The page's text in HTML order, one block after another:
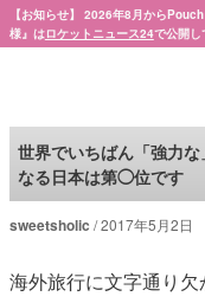
【お知らせ】 2026年8月から
様』はロケットニュース24で公開し
世界でいちばん「強力
なる日本は第◯位です
sweetsholic 2017年5月2日
海外旅行に文字通り